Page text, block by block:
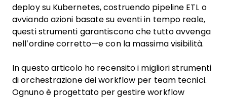
deploy su Kubernetes, costruendo pipeline ETL o
avviando azioni basate su eventi in tempo reale,
questi strumenti garantiscono che tutto avvenga
nell’ordine corretto—e con la massima visibilità.
In questo articolo ho recensito i migliori strumenti
di orchestrazione dei workflow per team tecnici.
Ognuno è progettato per gestire workflow